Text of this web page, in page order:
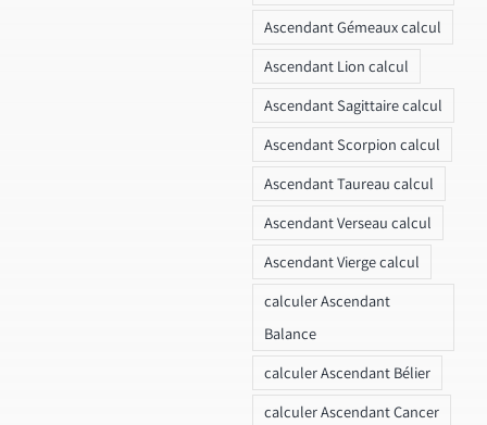
Ascendant Gémeaux calcul
Ascendant Lion calcul
Ascendant Sagittaire calcul
Ascendant Scorpion calcul
Ascendant Taureau calcul
Ascendant Verseau calcul
Ascendant Vierge calcul
calculer Ascendant
Balance
calculer Ascendant Bélier
calculer Ascendant Cancer